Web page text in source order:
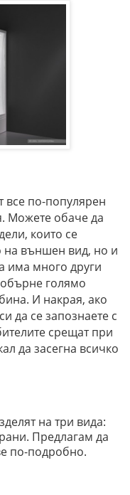
все по-популярен
Можете обаче да
които се
на външен вид, но и
има много други
голямо
И накрая, ако
да се запознаете с
срещат при
да засегна всичко
на три вида:
Предлагам да
по-подробно.